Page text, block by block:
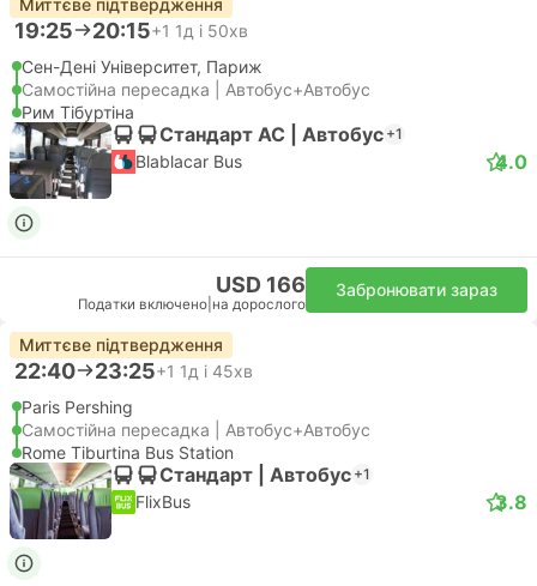
Миттєве підтвердження
19:25 20:15+1 1д і 50хв
Сен-Дені Університет, Париж
Самостійна пересадка | Автобус+Автобус
Рим Тібуртіна
Стандарт АС | Автобус +1
Blablacar Bus 4.0
USD 166
Податки включено на дорослого
Забронювати зараз
Миттєве підтвердження
22:40 23:25+1 1д і 45хв
Paris Pershing
Самостійна пересадка | Автобус+Автобус
Rome Tiburtina Bus Station
Стандарт | Автобус +1
FlixBus 3.8